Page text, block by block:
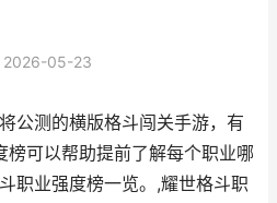
2026-05-23
公测的横版格斗闯关手游，有
可以帮助提前了解每个职业哪
职业强度榜一览。,耀世格斗职